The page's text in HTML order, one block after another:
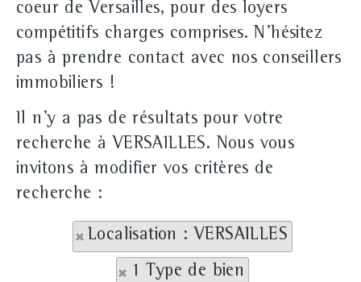
coeur de Versailles, pour des loyers
compétitifs charges comprises. N'hésitez
pas à prendre contact avec nos conseillers
immobiliers !
Il n'y a pas de résultats pour votre
recherche à VERSAILLES. Nous vous
invitons à modifier vos critères de
recherche :
Localisation : VERSAILLES
1 Type de bien